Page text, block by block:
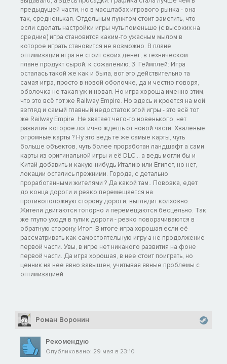
предыдущей части, но в масштабах игрового рынка - она
так, средненькая. Отдельным пунктом стоит заметить, что
если сделать настройки игры чуть поменьше (с высоких на
средние) игра становится каким-то ужасным мылом в
которое играть становится не возможно. В плане
оптимизации игра не стоит своих денег, в техническом
плане продукт сырой, к сожалению. 3. Геймплей: Игра
осталась такой же как и была, вот это действительно та
самая игра, просто в новой оболочке, да и честно говоря,
оболочка не такая уж и новая. Но игра хороша именно этим,
что это всё тот же Railway Empire. Но здесь и кроется на мой
взгляд и самый главный недостаток этой игры - это всё тот
же Railway Empire. Не хватает чего-то новенького, нет
развития которое логично ждешь от новой части. Хваленые
огромные карты ? Ну это ведь те же самые карты, чуть
больше объектов, чуть более проработан ландшафт а сами
карты из оригинальной игры и её DLC… а ведь могли бы и
Китай добавить и какую-нибудь Италию или Египет, но нет,
локации остались прежними. Города, с детально
проработанными жителями ? Да какой там.. Повозка, едет
до конца дороги и резко перемещается на
противоположную сторону дороги, выглядит колхозно.
Жители двигаются топорно и перемещаются бесцельно. Так
же глупо уходя в тупик дороги - резко поворачиваются в
обратную сторону. Итог: В итоге игра хорошая если её
рассматривать как самостоятельную игру а не продолжение
первой части. Увы, в игре нет никакого развития на фоне
первой части. Да игра хорошая, в нее стоит поиграть, но
ценник на нее явно завышен, учитывая явные проблемы с
оптимизацией.
Роман Воронин
Рекомендую
Опубликовано: 29 мая в 23:10